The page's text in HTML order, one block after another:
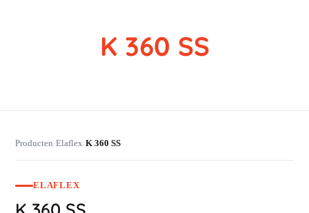
K 360 SS
Producten›Elaflex›K 360 SS
ELAFLEX